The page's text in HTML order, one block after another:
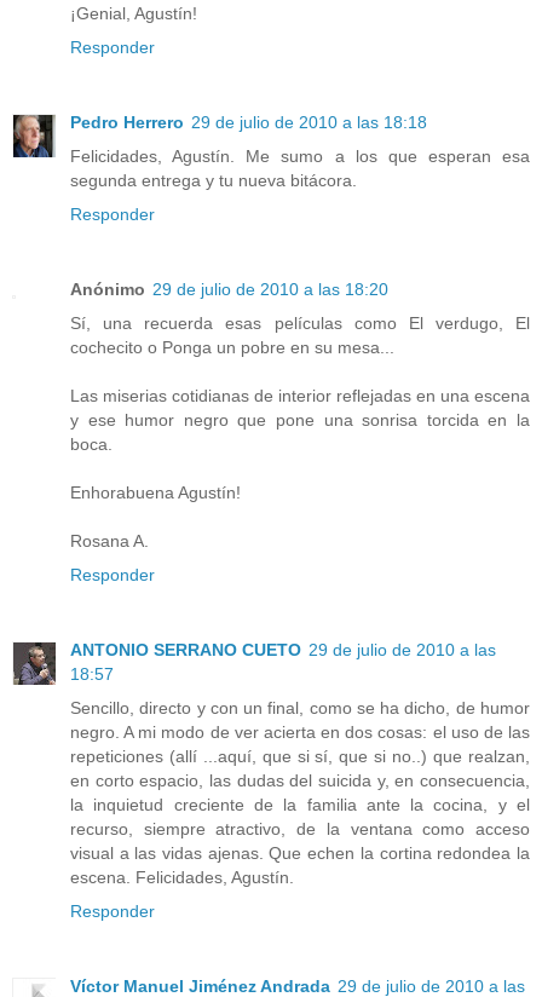
¡Genial, Agustín!
Responder
Pedro Herrero 29 de julio de 2010 a las 18:18
Felicidades, Agustín. Me sumo a los que esperan esa
segunda entrega y tu nueva bitácora.
Responder
Anónimo 29 de julio de 2010 a las 18:20
Sí, una recuerda esas películas como El verdugo, El
cochecito o Ponga un pobre en su mesa...
Las miserias cotidianas de interior reflejadas en una escena
y ese humor negro que pone una sonrisa torcida en la
boca.
Enhorabuena Agustín!
Rosana A.
Responder
ANTONIO SERRANO CUETO 29 de julio de 2010 a las
18:57
Sencillo, directo y con un final, como se ha dicho, de humor
negro. A mi modo de ver acierta en dos cosas: el uso de las
repeticiones (allí ...aquí, que si sí, que si no..) que realzan,
en corto espacio, las dudas del suicida y, en consecuencia,
la inquietud creciente de la familia ante la cocina, y el
recurso, siempre atractivo, de la ventana como acceso
visual a las vidas ajenas. Que echen la cortina redondea la
escena. Felicidades, Agustín.
Responder
Víctor Manuel Jiménez Andrada 29 de julio de 2010 a las